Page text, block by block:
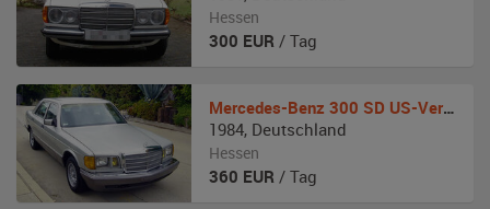
Hessen
300 EUR / Tag
Mercedes-Benz 300 SD US-Version
1984, Deutschland
Hessen
360 EUR / Tag